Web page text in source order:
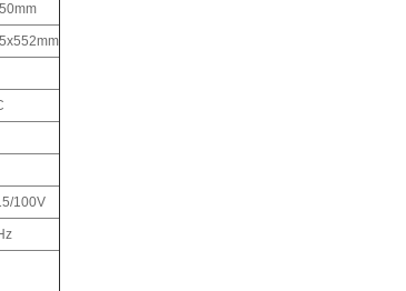
100V